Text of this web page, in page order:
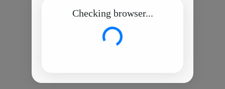
Checking browser...